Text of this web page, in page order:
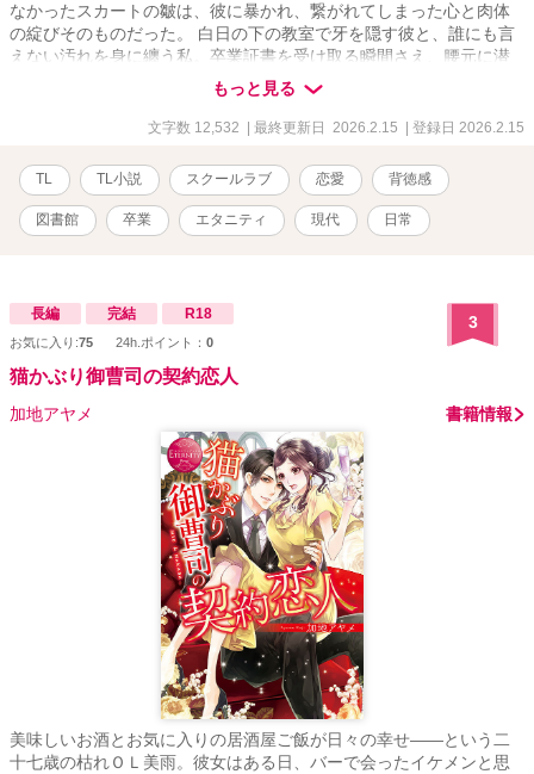
なかったスカートの皺は、彼に暴かれ、繋がれてしまった心と肉体
の綻びそのものだった。 白日の下の教室で牙を隠す彼と、誰にも言
えない汚れを身に纏う私。卒業証書を受け取る瞬間さえ、腰元に潜
む「昨日の熱」が私を突き動かす。 清潔な制服の下で深まってい
く、二人にしか分からない背徳の刻印。カウントダウンの果てに待
つのは、残酷な別れか、それとも一生解けない甘い呪縛か――。
もっと見る
文字数 12,532 | 最終更新日 2026.2.15 | 登録日 2026.2.15
TL TL小説 スクールラブ 恋愛 背徳感
図書館 卒業 エタニティ 現代 日常
長編 完結 R18
お気に入り:75 24h.ポイント： 0
3
猫かぶり御曹司の契約恋人
加地アヤメ 書籍情報
美味しいお酒とお気に入りの居酒屋ご飯が日々の幸せ――という二
十七歳の枯れＯＬ美雨。彼女はある日、バーで会ったイケメンと思